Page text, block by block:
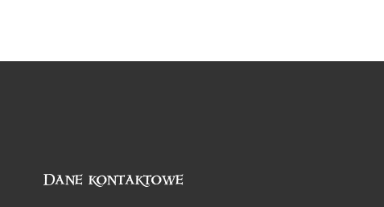
Dane kontaktowe